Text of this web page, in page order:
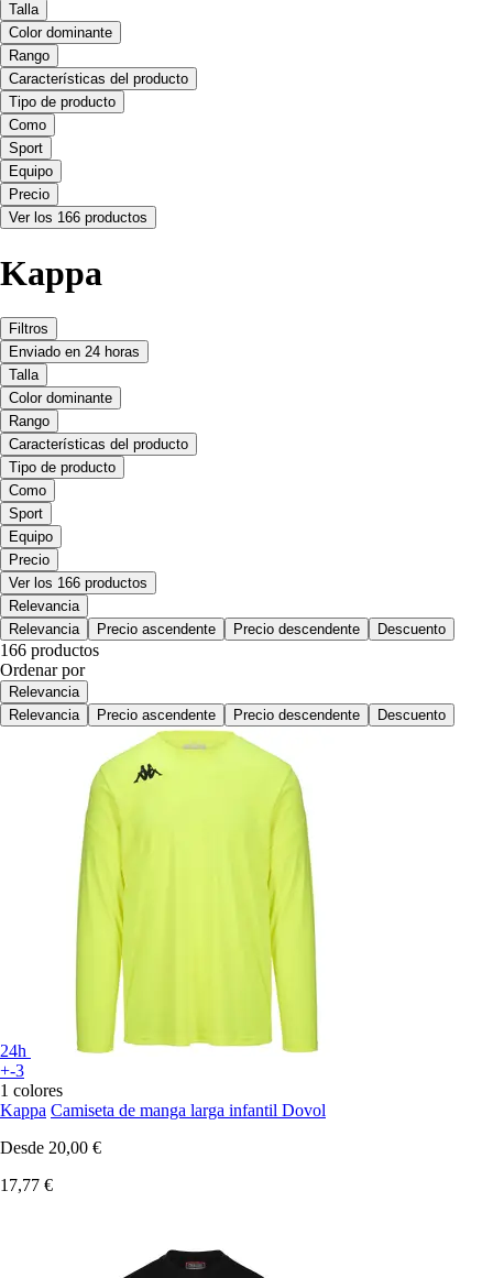
Talla
Color dominante
Rango
Características del producto
Tipo de producto
Como
Sport
Equipo
Precio
Ver los 166 productos
Kappa
Filtros
Enviado en 24 horas
Talla
Color dominante
Rango
Características del producto
Tipo de producto
Como
Sport
Equipo
Precio
Ver los 166 productos
Relevancia
Relevancia
Precio ascendente Precio descendente Descuento
166 productos
Ordenar por
Relevancia
Relevancia
Precio ascendente Precio descendente Descuento
24h
+-3
1 colores
Kappa Camiseta de manga larga infantil Dovol
Desde 20,00 €
17,77 €